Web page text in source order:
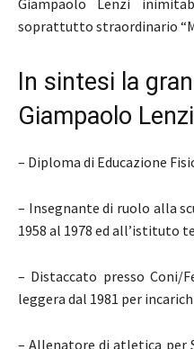
Giampaolo Lenzi
soprattutto straordinario
In sintesi la
Giampaolo Lenzi
– Diploma di Educazione
– Insegnante di ruolo alla
1958 al 1978 ed all’istituto
– Distaccato presso Coni/
leggera dal 1981 per
– Allenatore di atletica per